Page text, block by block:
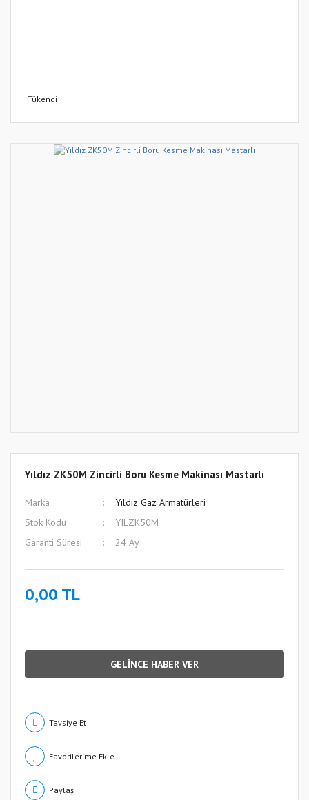
Tükendi
Yıldız ZK50M Zincirli Boru Kesme Makinası Mastarlı
Marka
Yıldız Gaz Armatürleri
Stok Kodu
YILZK50M
Garanti Süresi
24 Ay
0,00 TL
GELİNCE HABER VER
Tavsiye Et
Paylaş